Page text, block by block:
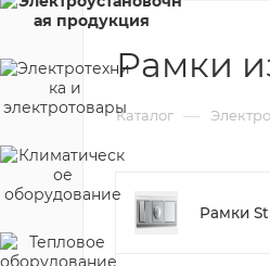
Рамки
Каталог —
Рамки